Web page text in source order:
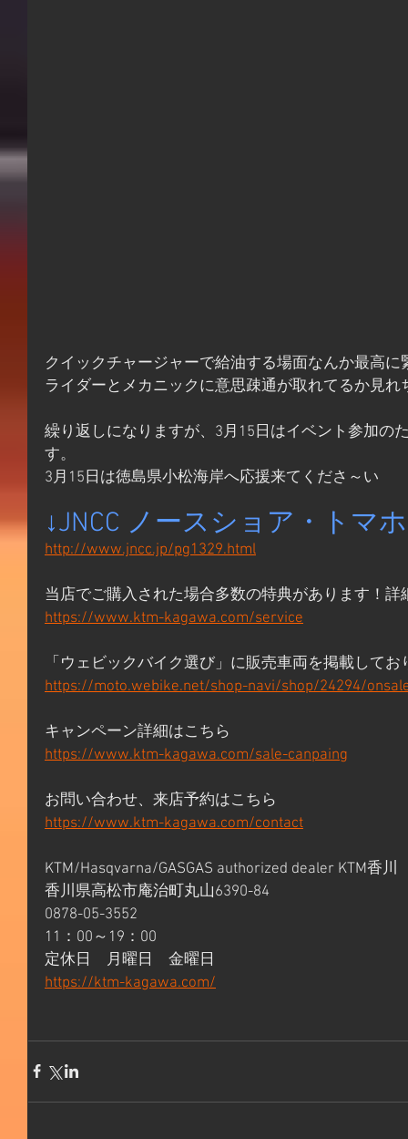
クイックチャージャーで給油する場面なんか最高に
ライダーとメカニックに意思疎通が取れてるか見れ
繰り返しになりますが、3月15日はイベント参加の
す。
3月15日は徳島県小松海岸へ応援来てくださ～い
↓JNCC ノースショア・トマ
http://www.jncc.jp/pg1329.html
当店でご購入された場合多数の特典があります！詳
https://www.ktm-kagawa.com/service
「ウェビックバイク選び」に販売車両を掲載してお
https://moto.webike.net/shop-navi/shop/24294/
キャンペーン詳細はこちら
https://www.ktm-kagawa.com/sale-canpaing
お問い合わせ、来店予約はこちら
https://www.ktm-kagawa.com/contact
KTM/Hasqvarna/GASGAS authorized dealer KTM香川
香川県高松市庵治町丸山6390-84
0878-05-3552
11：00～19：00
定休日　月曜日　金曜日
https://ktm-kagawa.com/